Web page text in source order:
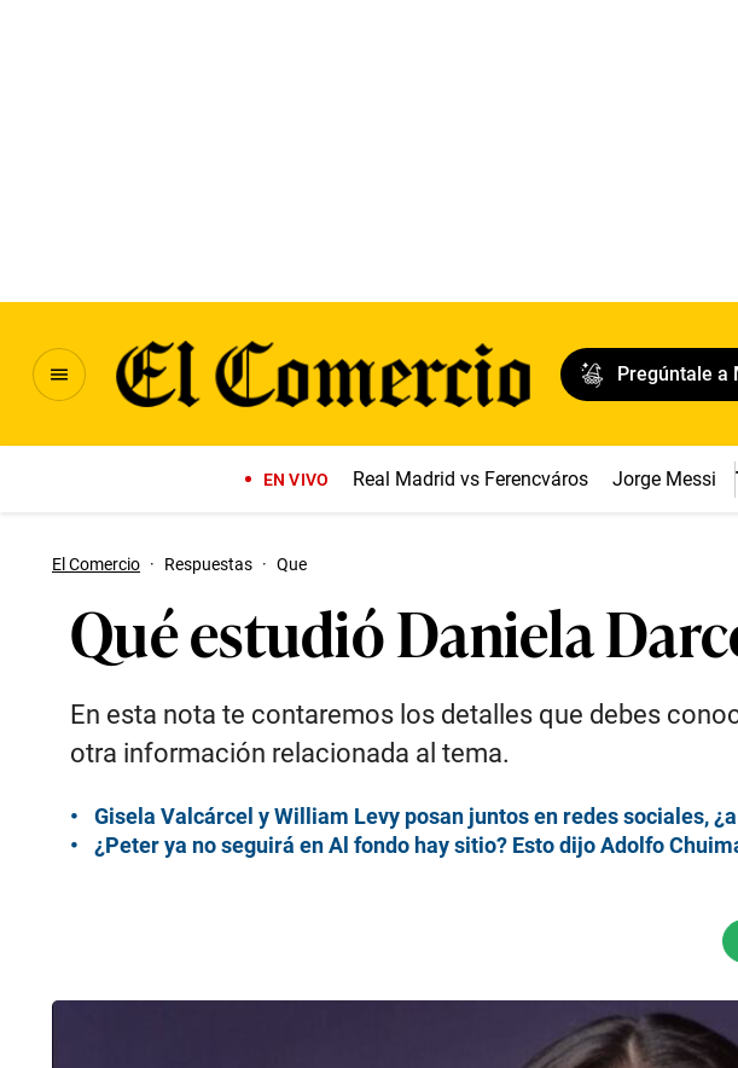
Pregúntale a
EN VIVO Real Madrid vs Ferencváros Jorge Messi
El Comercio · Respuestas · Que
Qué estudió Daniela
En esta nota te contaremos los detalles que debes
otra información relacionada al tema.
Gisela Valcárcel y William Levy posan juntos en redes sociales,
¿Peter ya no seguirá en Al fondo hay sitio? Esto dijo Adolfo